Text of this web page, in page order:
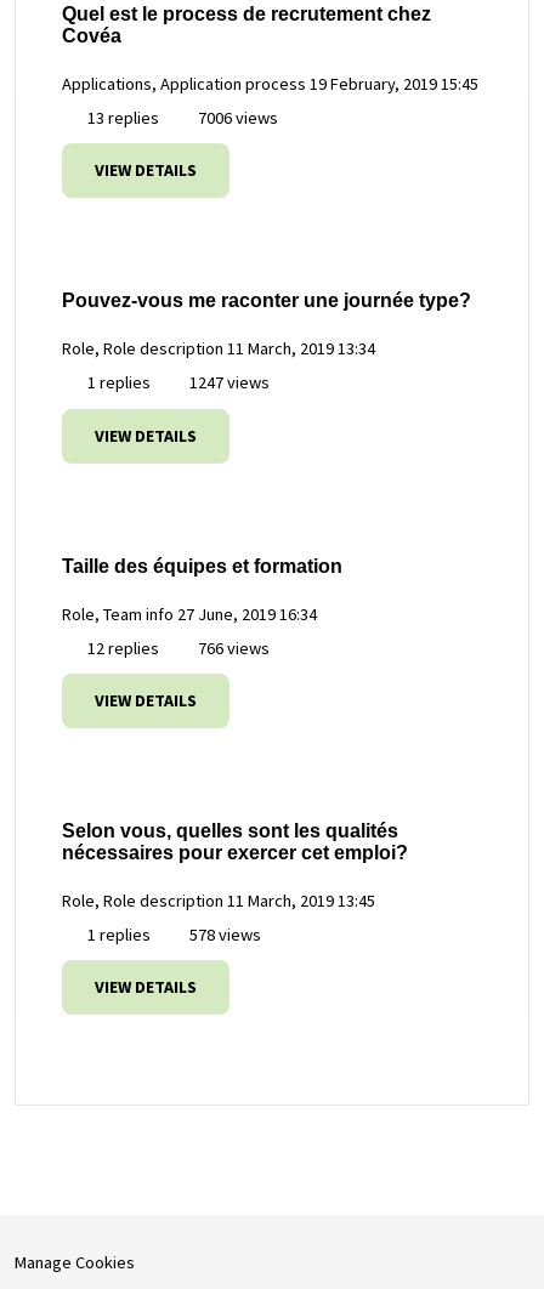
Quel est le process de recrutement chez
Covéa
Applications, Application process 19 February, 2019 15:45
13 replies
7006 views
VIEW DETAILS
Pouvez-vous me raconter une journée type?
Role, Role description 11 March, 2019 13:34
1 replies
1247 views
VIEW DETAILS
Taille des équipes et formation
Role, Team info 27 June, 2019 16:34
12 replies
766 views
VIEW DETAILS
Selon vous, quelles sont les qualités
nécessaires pour exercer cet emploi?
Role, Role description 11 March, 2019 13:45
1 replies
578 views
VIEW DETAILS
Manage Cookies